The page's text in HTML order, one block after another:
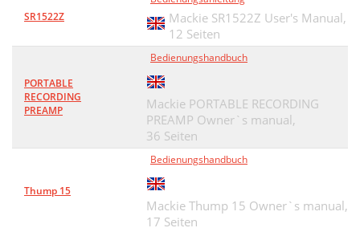
SR1522Z
Mackie SR1522Z User's Manual,
12 Seiten
PORTABLE
RECORDING
PREAMP
Bedienungshandbuch
Mackie PORTABLE RECORDING
PREAMP Owner`s manual,
36 Seiten
Thump 15
Bedienungshandbuch
Mackie Thump 15 Owner`s manual,
17 Seiten